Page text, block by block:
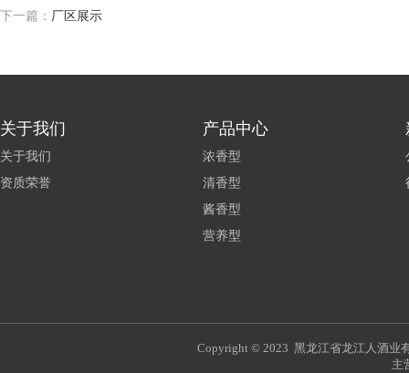
下一篇： 厂区展示
关于我们
关于我们
资质荣誉
产品中心
浓香型
清香型
酱香型
营养型
Copyright © 2023 黑龙江省龙江人酒
主